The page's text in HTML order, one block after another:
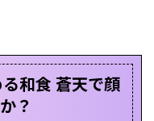
和食 蒼天で顔
？